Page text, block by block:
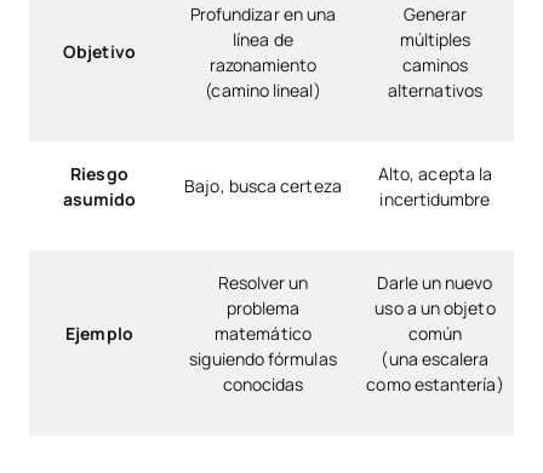
Objetivo
Profundizar en una
línea de
razonamiento
(camino lineal)
Generar
múltiples
caminos
alternativos
Riesgo
asumido
Bajo, busca certeza
Alto, acepta la
incertidumbre
Ejemplo
Resolver un
problema
matemático
siguiendo fórmulas
conocidas
Darle un nuevo
uso a un objeto
común
(una escalera
como estantería)